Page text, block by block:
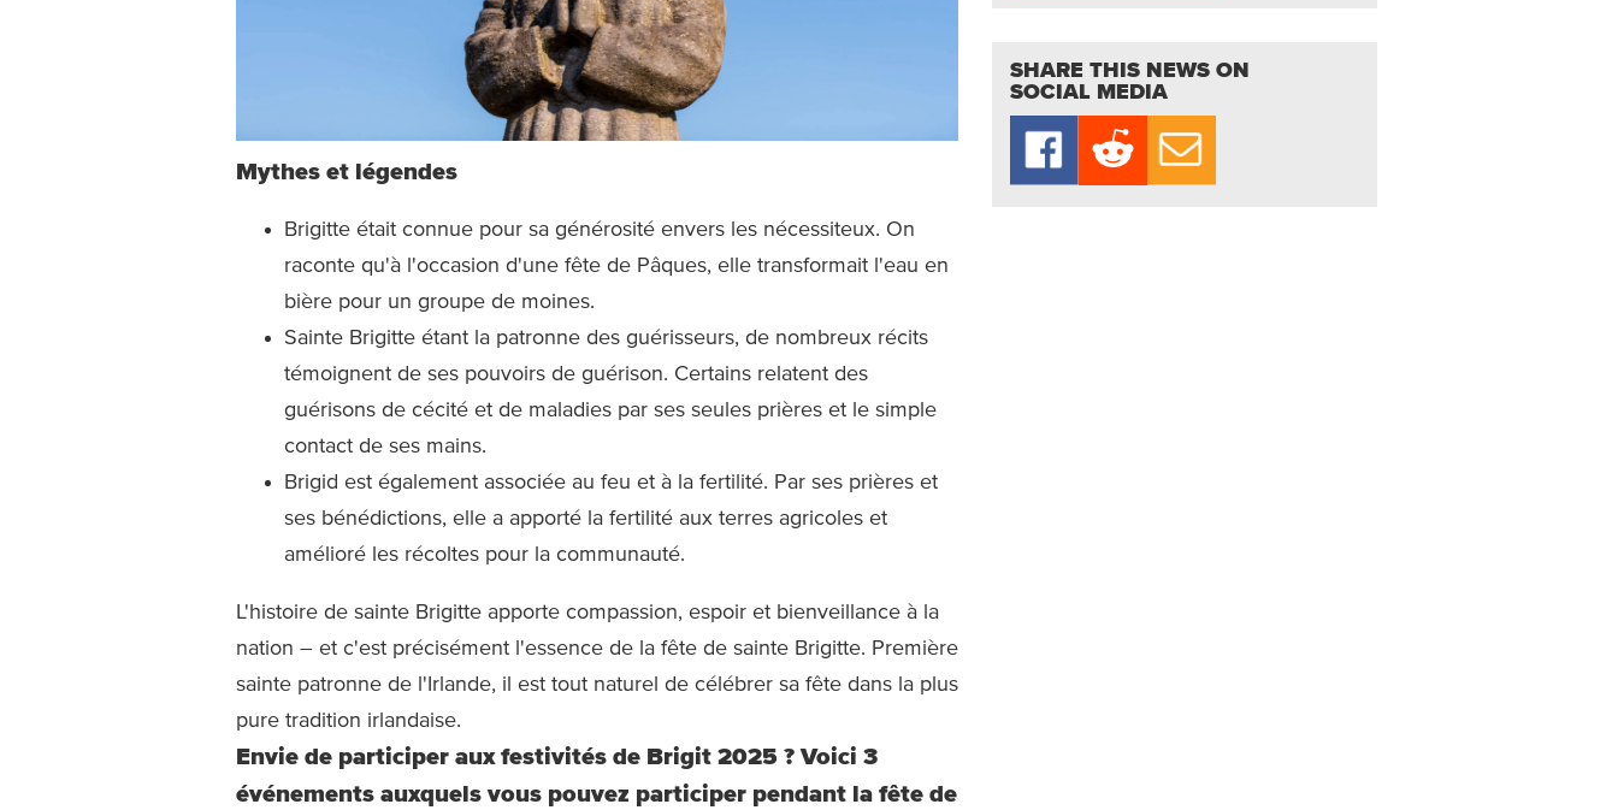
Mythes et légendes
Brigitte était connue pour sa générosité envers les nécessiteux. On
raconte qu'à l'occasion d'une fête de Pâques, elle transformait l'eau en
bière pour un groupe de moines.
Sainte Brigitte étant la patronne des guérisseurs, de nombreux récits
témoignent de ses pouvoirs de guérison. Certains relatent des
guérisons de cécité et de maladies par ses seules prières et le simple
contact de ses mains.
Brigid est également associée au feu et à la fertilité. Par ses prières et
ses bénédictions, elle a apporté la fertilité aux terres agricoles et
amélioré les récoltes pour la communauté.
L'histoire de sainte Brigitte apporte compassion, espoir et bienveillance à la
nation – et c'est précisément l'essence de la fête de sainte Brigitte. Première
sainte patronne de l'Irlande, il est tout naturel de célébrer sa fête dans la plus
pure tradition irlandaise.
Envie de participer aux festivités de Brigit 2025 ? Voici 3
événements auxquels vous pouvez participer pendant la fête de
SHARE THIS NEWS ON
SOCIAL MEDIA